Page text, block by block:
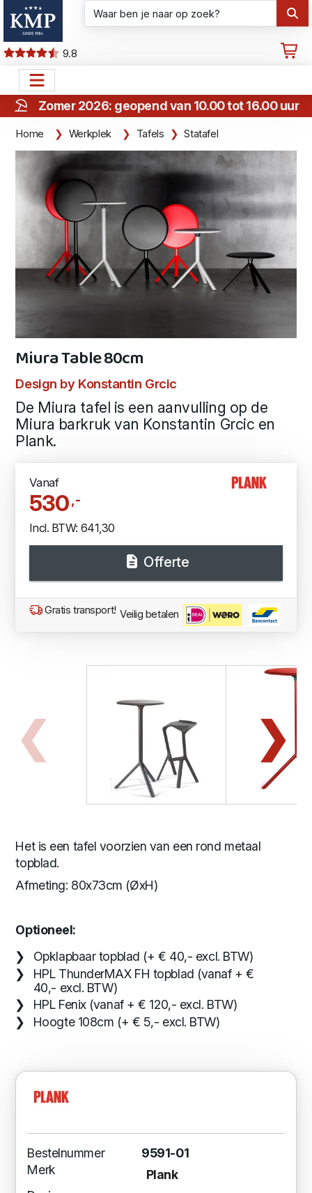
9.8
Zomer 2026: geopend van 10.00 tot 16.00 uur
Home Werkplek Tafels Statafel
Miura Table 80cm
Design by Konstantin Grcic
De Miura tafel is een aanvulling op de
Miura barkruk van Konstantin Grcic en
Plank.
Vanaf
530,-
Incl. BTW: 641,30
Offerte
Gratis transport! Veilig betalen
Het is een tafel voorzien van een rond metaal
topblad.
Afmeting: 80x73cm (ØxH)
Optioneel:
Opklapbaar topblad (+ € 40,- excl. BTW)
HPL ThunderMAX FH topblad (vanaf + €
40,- excl. BTW)
HPL Fenix (vanaf + € 120,- excl. BTW)
Hoogte 108cm (+ € 5,- excl. BTW)
Bestelnummer
9591-01
Merk
Plank